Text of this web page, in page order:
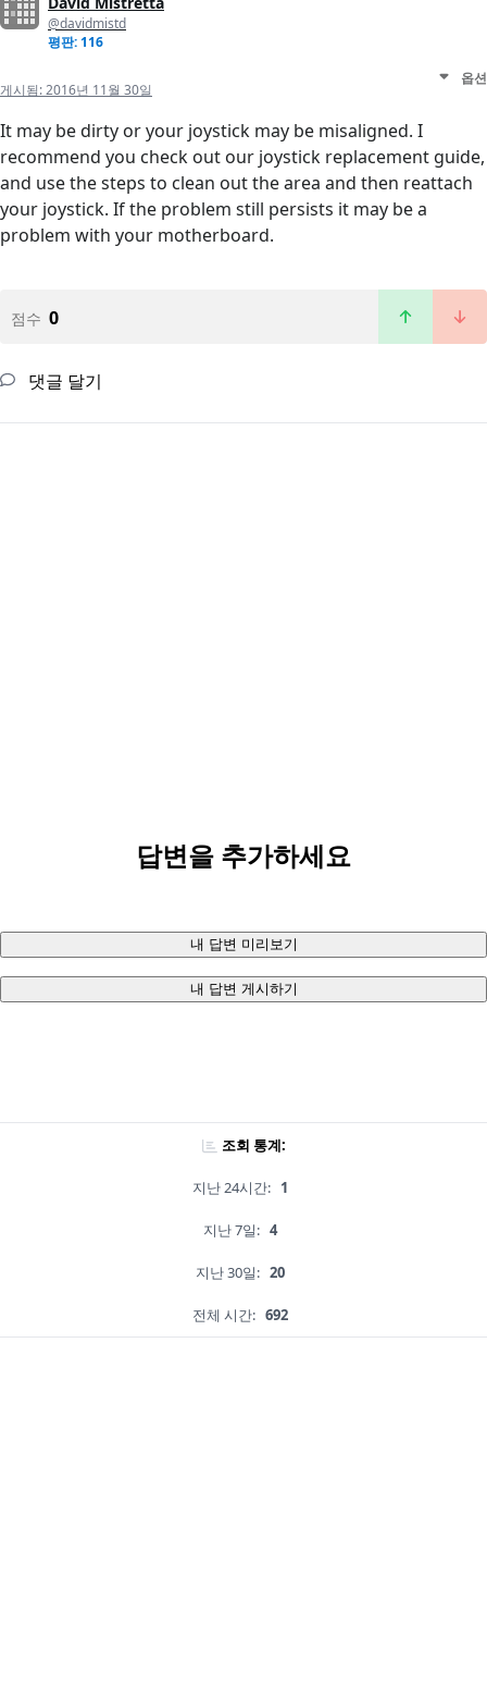
@davidmistd
평판: 116
게시됨:2016년 11월 30일
옵션
It may be dirty or your joystick may be misaligned. I
recommend you check out our joystick replacement guide,
and use the steps to clean out the area and then reattach
your joystick. If the problem still persists it may be a
problem with your motherboard.
점수 0
댓글 달기
답변을 추가하세요
내 답변 미리보기
내 답변 게시하기
조회 통계:
지난 24시간: 1
지난 7일: 4
지난 30일: 20
전체 시간: 692